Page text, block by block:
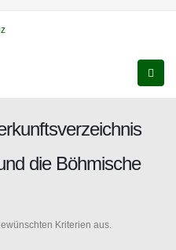
die Böhmische
Kriterien aus.